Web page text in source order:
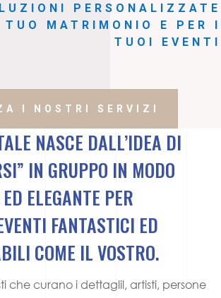
PERSONALIZZATE
TUO MATRIMONIO E PER I
TUOI EVENTI
I NOSTRI SERVIZI
NASCE DALL’IDEA DI
IN GRUPPO IN MODO
ELEGANTE PER
FANTASTICI ED
COME IL VOSTRO.
che curano i dettaglil, artisti, persone